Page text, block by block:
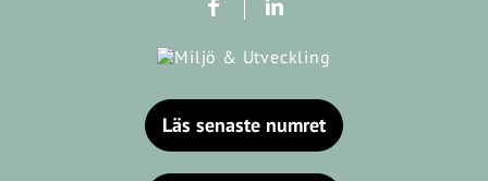
Läs senaste numret